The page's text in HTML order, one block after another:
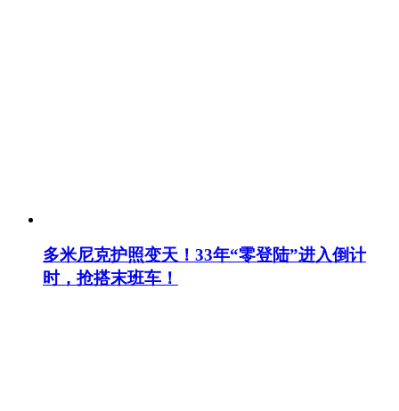
多米尼克护照变天！33年“零登陆”进入倒计
时，抢搭末班车！